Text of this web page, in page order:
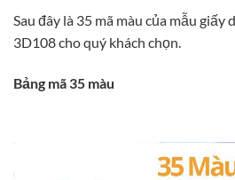
Sau đây là 35 mã màu của mẫu
3D108 cho quý khách chọn.
Bảng mã 35 màu